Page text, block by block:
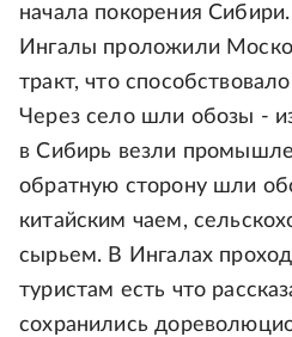
начала покорения
Ингалы проложили
тракт, что
Через село шли обозы -
в Сибирь везли
обратную сторону шли
китайским чаем,
сырьем. В Ингалах
туристам есть что
сохранились